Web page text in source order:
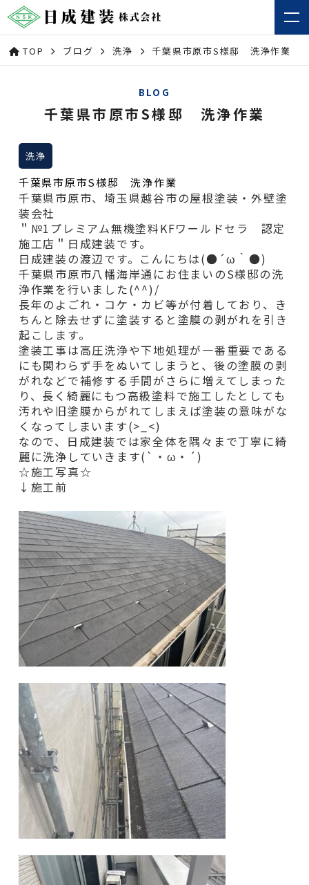
TOP ブログ 洗浄 千葉県市原市S様邸 洗浄作業
BLOG
千葉県市原市S様邸 洗浄作業
洗浄
千葉県市原市S様邸 洗浄作業
千葉県市原市、埼玉県越谷市の屋根塗装・外壁塗
装会社
＂№1プレミアム無機塗料KFワールドセラ 認定
施工店＂日成建装です。
日成建装の渡辺です。こんにちは(●´ω｀●)
千葉県市原市八幡海岸通にお住まいのS様邸の洗
浄作業を行いました(^^)/
長年のよごれ・コケ・カビ等が付着しており、き
ちんと除去せずに塗装すると塗膜の剥がれを引き
起こします。
塗装工事は高圧洗浄や下地処理が一番重要である
にも関わらず手をぬいてしまうと、後の塗膜の剥
がれなどで補修する手間がさらに増えてしまった
り、長く綺麗にもつ高級塗料で施工したとしても
汚れや旧塗膜からがれてしまえば塗装の意味がな
くなってしまいます(>_<)
なので、日成建装では家全体を隅々まで丁寧に綺
麗に洗浄していきます(`・ω・´)
☆施工写真☆
↓施工前